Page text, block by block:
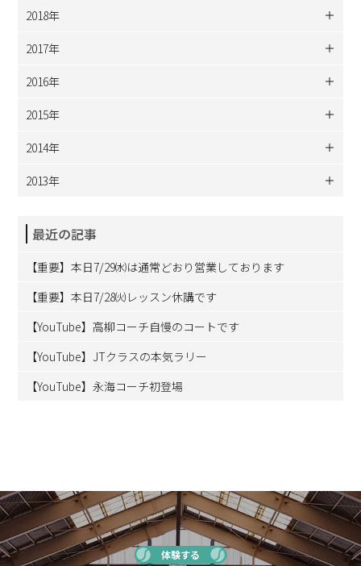
2018年
2017年
2016年
2015年
2014年
2013年
最近の記事
【重要】本日7/29㈬は通常どおり営業しております
【重要】本日7/28㈫レッスン休講です
【YouTube】高柳コーチ自慢のコートです
【YouTube】JTクラスの本気ラリー
【YouTube】永海コーチ初登場
体験する